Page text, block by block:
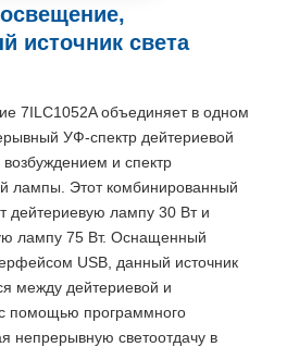
источник света
7ILC1052A объединяет в одном
УФ-спектр дейтериевой
и спектр
лампы. Этот комбинированный
дейтериевую лампу 30 Вт и
лампу 75 Вт. Оснащенный
USB, данный источник
между дейтериевой и
помощью программного
непрерывную светоотдачу в